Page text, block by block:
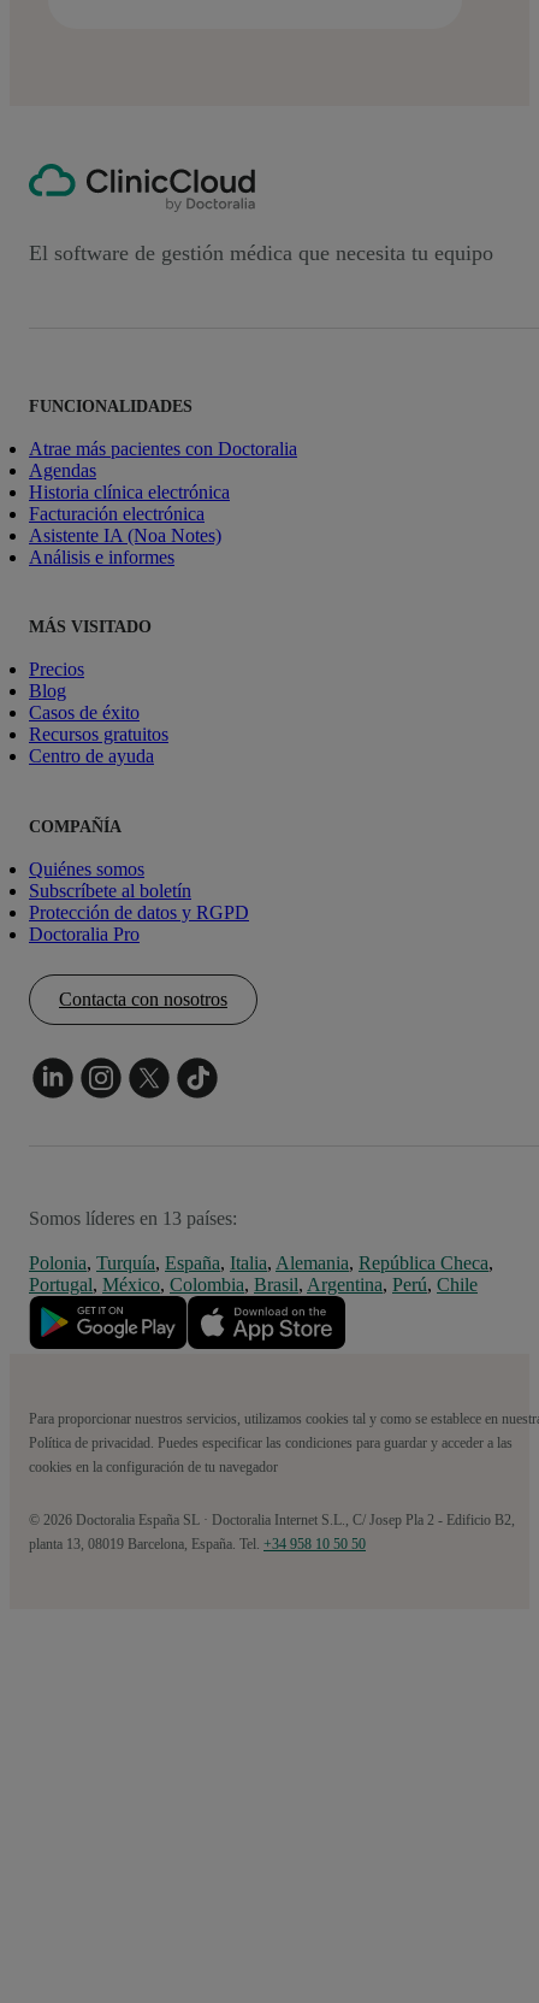
El software de gestión médica que necesita tu equipo
FUNCIONALIDADES
Atrae más pacientes con Doctoralia
Agendas
Historia clínica electrónica
Facturación electrónica
Asistente IA (Noa Notes)
Análisis e informes
MÁS VISITADO
Precios
Blog
Casos de éxito
Recursos gratuitos
Centro de ayuda
COMPAÑÍA
Quiénes somos
Subscríbete al boletín
Protección de datos y RGPD
Doctoralia Pro
Contacta con nosotros
Somos líderes en 13 países:
Polonia, Turquía, España, Italia, Alemania, República Checa,
Portugal, México, Colombia, Brasil, Argentina, Perú, Chile
Para proporcionar nuestros servicios, utilizamos cookies tal y como se establece en
Política de privacidad. Puedes especificar las condiciones para guardar y acceder a las
cookies en la configuración de tu navegador
© 2026 Doctoralia España SL · Doctoralia Internet S.L., C/ Josep Pla 2 - Edificio B2,
planta 13, 08019 Barcelona, España. Tel. +34 958 10 50 50